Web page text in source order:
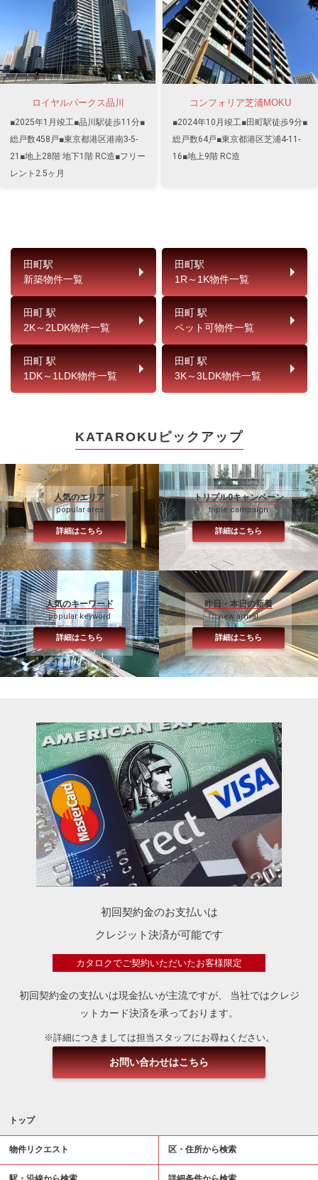
ロイヤルパークス品川
■2025年1月竣工■品川駅徒歩11分■
総戸数458戸■東京都港区港南3-5-
21■地上28階 地下1階 RC造■フリー
レント2.5ヶ月
コンフォリア芝浦MOKU
■2024年10月竣工■田町駅徒歩9分■
総戸数64戸■東京都港区芝浦4-11-
16■地上9階 RC造
田町駅
新築物件一覧
田町駅
1R～1K物件一覧
田町 駅
2K～2LDK物件一覧
田町 駅
ペット可物件一覧
田町 駅
1DK～1LDK物件一覧
田町 駅
3K～3LDK物件一覧
KATAROKUピックアップ
人気のエリア
popular area
詳細はこちら
トリプル0キャンペーン
triple campaign
詳細はこちら
人気のキーワード
popular keyword
詳細はこちら
昨日・本日の新着
new arrival
詳細はこちら
初回契約金のお支払いは
クレジット決済が可能です
カタロクでご契約いただいたお客様限定
初回契約金の支払いは現金払いが主流ですが、
当社ではクレジ
ットカード決済を承っております。
※詳細につきましては担当スタッフにお尋ねください。
お問い合わせはこちら
トップ
物件リクエスト 区・住所から検索